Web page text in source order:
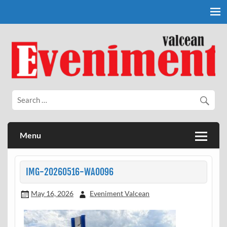
Eveniment Valcean
Menu
IMG-20260516-WA0096
May 16, 2026 Eveniment Valcean